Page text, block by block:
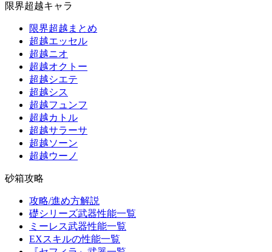
限界超越キャラ
限界超越まとめ
超越エッセル
超越ニオ
超越オクトー
超越シエテ
超越シス
超越フュンフ
超越カトル
超越サラーサ
超越ソーン
超越ウーノ
砂箱攻略
攻略/進め方解説
礎シリーズ武器性能一覧
ミーレス武器性能一覧
EXスキルの性能一覧